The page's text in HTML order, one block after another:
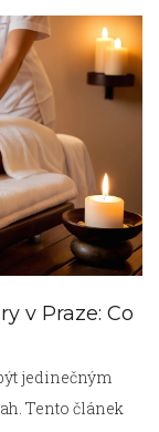
v Praze: Co
jedinečným
Tento článek